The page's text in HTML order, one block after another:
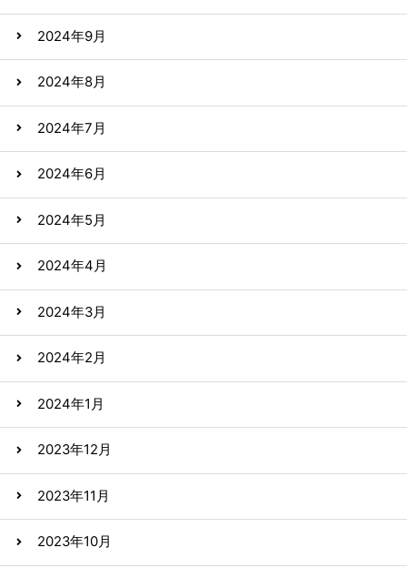
2024年9月
2024年8月
2024年7月
2024年6月
2024年5月
2024年4月
2024年3月
2024年2月
2024年1月
2023年12月
2023年11月
2023年10月